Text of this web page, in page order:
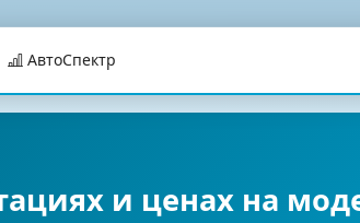
АвтоСпектр
и ценах на